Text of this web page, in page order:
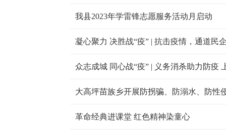
我县2023年学雷锋志愿服务活动月启动
凝心聚力 决胜战“疫” | 抗击疫情，通道民
众志成城 同心战“疫” | 义务消杀助力防疫
大高坪苗族乡开展防拐骗、防溺水、防性
革命经典进课堂 红色精神染童心